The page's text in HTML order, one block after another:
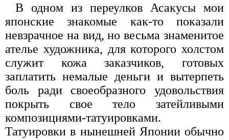
В одном из переулков Асакусы мои
японские знакомые как-то показали
невзрачное на вид, но весьма знаменитое
ателье художника, для которого холстом
служит кожа заказчиков, готовых
заплатить немалые деньги и вытерпеть
боль ради своеобразного удовольствия
покрыть свое тело затейливыми
композициями-татуировками.
Татуировки в нынешней Японии обычно